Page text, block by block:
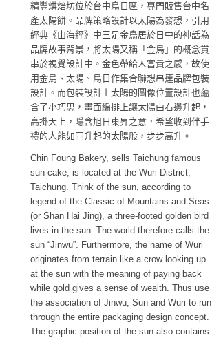
精豐烘焙坊位於台中烏日區，專門販售台中名
產太陽餅。品牌策略設計以太陽為發想，引用
經典《山海經》中三足金鳥居於日中的神話為
品牌故事背景，將太陽又稱「金烏」的概念貫
串於視覺設計中。金色帶給人富貴之感，故使
用金烏、太陽、烏日作集合聯想串連品牌包裝
設計。而包裝設計上太陽的圖像位置設計也蘊
含了小巧思，畫面編排上讓太陽由右邊升起，
高掛天上，隱含旭日東昇之意，希望收到伴手
禮的人能如同升起的太陽般，步步高升。
Chin Foung Bakery, sells Taichung famous
sun cake, is located at the Wuri District,
Taichung. Think of the sun, according to
legend of the Classic of Mountains and Seas
(or Shan Hai Jing), a three-footed golden bird
lives in the sun. The world therefore calls the
sun “Jinwu”. Furthermore, the name of Wuri
originates from terrain like a crow looking up
at the sun with the meaning of paying back
while gold gives a sense of wealth. Thus use
the association of Jinwu, Sun and Wuri to run
through the entire packaging design concept.
The graphic position of the sun also contains